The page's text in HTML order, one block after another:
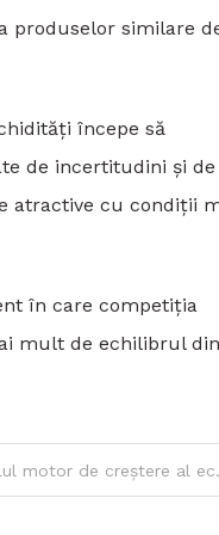
produselor similare
începe să
de incertitudini și de
atractive cu condiții
în care competiția
mult de echilibrul
Construcțiile